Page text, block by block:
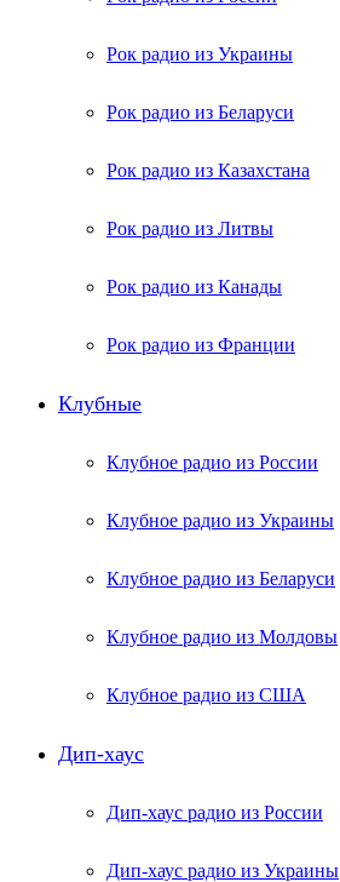
Рок радио из Украины
Рок радио из Беларуси
Рок радио из Казахстана
Рок радио из Литвы
Рок радио из Канады
Рок радио из Франции
Клубные
Клубное радио из России
Клубное радио из Украины
Клубное радио из Беларуси
Клубное радио из Молдовы
Клубное радио из США
Дип-хаус
Дип-хаус радио из России
Дип-хаус радио из Украины